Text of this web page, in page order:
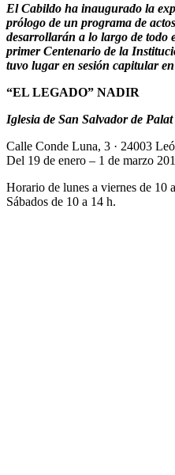
El Cabildo ha inaugurado la
prólogo de un programa de
desarrollarán a lo largo de todo
primer Centenario de la
tuvo lugar en sesión capitular
“EL LEGADO” NADIR
Iglesia de San Salvador de Palat
Calle Conde Luna, 3 · 24003
Del 19 de enero – 1 de marzo
Horario de lunes a viernes de 10
Sábados de 10 a 14 h.